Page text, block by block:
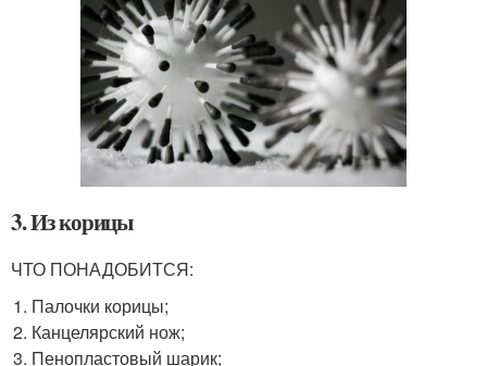
3. Из корицы
ЧТО ПОНАДОБИТСЯ:
Палочки корицы;
Канцелярский нож;
Пенопластовый шарик;